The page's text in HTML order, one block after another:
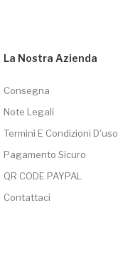
La Nostra Azienda
Consegna
Note Legali
Termini E Condizioni D'uso
Pagamento Sicuro
QR CODE PAYPAL
Contattaci